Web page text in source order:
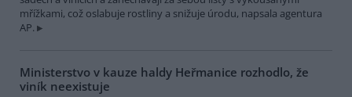
mřížkami, což oslabuje rostliny a snižuje úrodu, napsala agentura
AP.
Ministerstvo v kauze haldy Heřmanice rozhodlo, že
viník neexistuje